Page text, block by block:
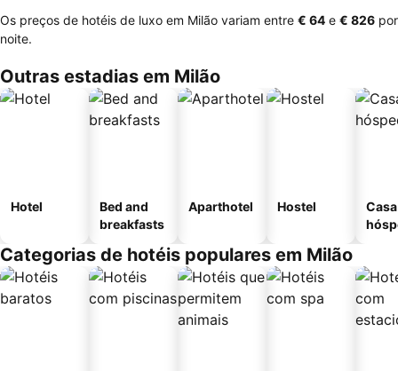
Os preços de hotéis de luxo em Milão variam entre ‎€ 64 e ‎€ 826 por
noite.
Outras estadias em Milão
Hotel
Bed and
breakfasts
Aparthotel Hostel
Categorias de hotéis populares em Milão